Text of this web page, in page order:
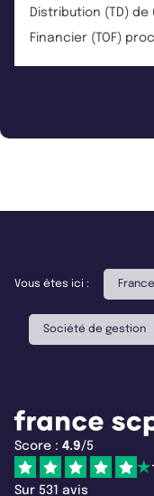
Distribution (TD) de
Financier (TOF)
Vous êtes ici : France
Société de gestion
Score : 4.9/5
Sur 531 avis